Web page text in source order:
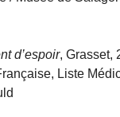
d’espoir, Grasset,
Liste